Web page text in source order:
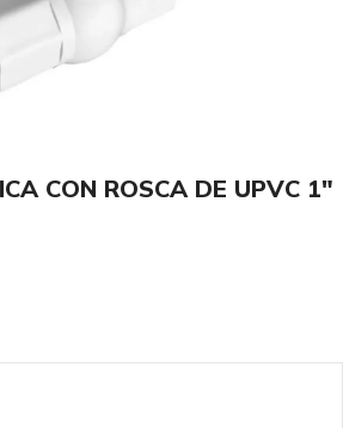
CON ROSCA DE UPVC 1″